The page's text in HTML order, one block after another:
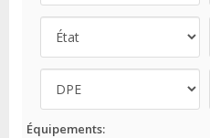
Équipements: